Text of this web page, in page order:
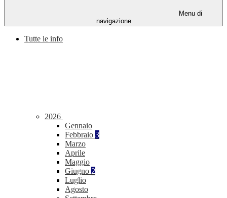
Menu di
navigazione
Tutte le info
2026
Gennaio
Febbraio 3
Marzo
Aprile
Maggio
Giugno 2
Luglio
Agosto